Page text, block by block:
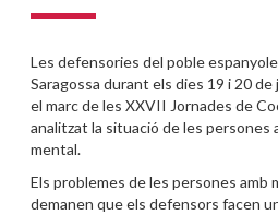
Les defensories del poble
Saragossa durant els dies 19 i 20 de
el marc de les XXVII Jornades de
analitzat la situació de les persones
mental.
Els problemes de les persones amb
demanen que els defensors facen